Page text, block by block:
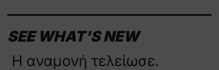
SEE WHAT'S NEW
Η αναμονή τελείωσε.